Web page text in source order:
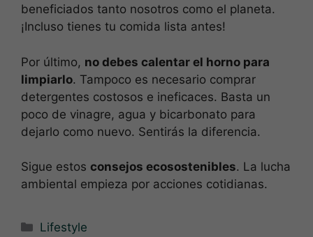
beneficiados tanto nosotros como el planeta.
¡Incluso tienes tu comida lista antes!
Por último, no debes calentar el horno para
limpiarlo. Tampoco es necesario comprar
detergentes costosos e ineficaces. Basta un
poco de vinagre, agua y bicarbonato para
dejarlo como nuevo. Sentirás la diferencia.
Sigue estos consejos ecosostenibles. La lucha
ambiental empieza por acciones cotidianas.
Categorías
Lifestyle